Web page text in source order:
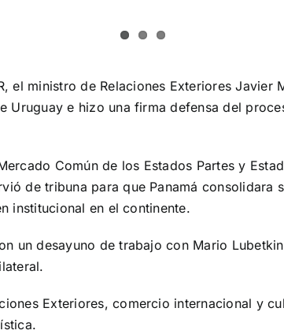
el ministro de Relaciones Exteriores
Uruguay e hizo una firma defensa del
Común de los Estados Partes y
de tribuna para que Panamá
institucional en el continente.
un desayuno de trabajo con Mario
Exteriores, comercio internacional y